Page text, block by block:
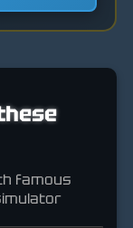
famous